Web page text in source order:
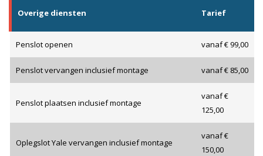
Overige diensten Tarief
Penslot openen vanaf € 99,00
Penslot vervangen inclusief montage vanaf € 85,00
Penslot plaatsen inclusief montage
vanaf €
125,00
Oplegslot Yale vervangen inclusief montage
vanaf €
150,00